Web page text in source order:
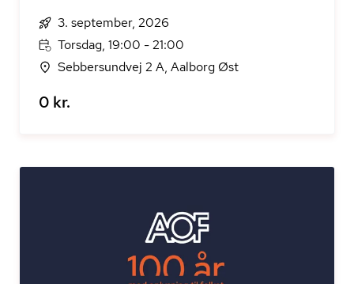
3. september, 2026
Torsdag, 19:00 - 21:00
Sebbersundvej 2 A, Aalborg Øst
0 kr.